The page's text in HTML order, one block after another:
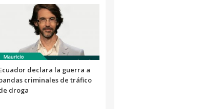
declara la guerra a
criminales de tráfico
droga